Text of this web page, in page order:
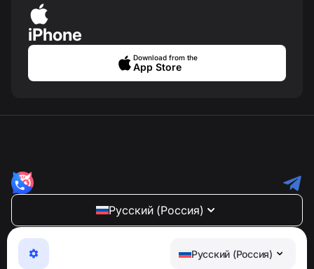
Русский (Россия)
iPhone
Download from the
App Store
Русский (Россия)
NumBuster © 2013—2026 ·
Максимально удобное приложение для защиты от
телефонных мошенников, спама и нежелательных